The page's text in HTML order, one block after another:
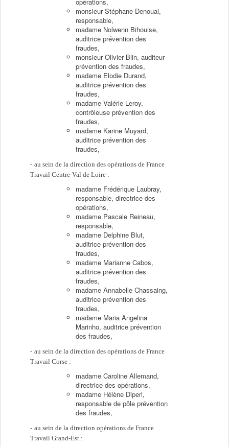
monsieur Stéphane Denoual,
responsable,
madame Nolwenn Bihouise,
auditrice prévention des
fraudes,
monsieur Olivier Blin, auditeur
prévention des fraudes,
madame Elodie Durand,
auditrice prévention des
fraudes,
madame Valérie Leroy,
contrôleuse prévention des
fraudes,
madame Karine Muyard,
auditrice prévention des
fraudes,
au sein de la direction des opérations de France
Travail Centre-Val de Loire :
madame Frédérique Laubray,
responsable, directrice des
opérations,
madame Pascale Reineau,
responsable,
madame Delphine Blut,
auditrice prévention des
fraudes,
madame Marianne Cabos,
auditrice prévention des
fraudes,
madame Annabelle Chassaing,
auditrice prévention des
fraudes,
madame Maria Angelina
Marinho, auditrice prévention
des fraudes,
au sein de la direction des opérations de France
Travail Corse :
madame Caroline Allemand,
directrice des opérations,
madame Hélène Diperi,
responsable de pôle prévention
des fraudes,
au sein de la direction opérations de France
Travail Grand-Est :